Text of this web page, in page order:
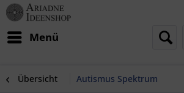
Menü
Übersicht Autismus Spektrum